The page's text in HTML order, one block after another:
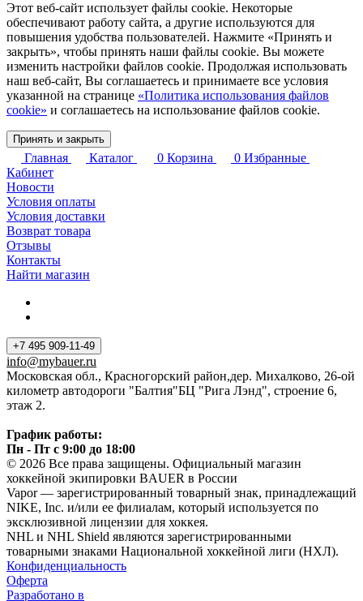
Этот веб-сайт использует файлы cookie. Некоторые
обеспечивают работу сайта, а другие используются для
повышения удобства пользователей. Нажмите «Принять и
закрыть», чтобы принять наши файлы cookie. Вы можете
изменить настройки файлов cookie. Продолжая использовать
наш веб-сайт, Вы соглашаетесь и принимаете все условия
указанной на странице «Политика использования файлов
cookie» и соглашаетесь на использование файлов cookie.
Принять и закрыть
Главная Каталог 0 Корзина 0 Избранные
Кабинет
Новости
Условия оплаты
Условия доставки
Возврат товара
Отзывы
Контакты
Найти магазин
+7 495 909-11-49
info@mybauer.ru
Московская обл., Красногорский район,дер. Михалково, 26-ой
километр автодороги "Балтия"БЦ "Рига Лэнд", строение 6,
этаж 2.
График работы:
Пн - Пт с 9:00 до 18:00
© 2026 Все права защищены. Официальный магазин
хоккейной экипировки BAUER в России
Vapor — зарегистрированный товарный знак, принадлежащий
NIKE, Inc. и/или ее филиалам, который используется по
эксклюзивной лицензии для хоккея.
NHL и NHL Shield являются зарегистрированными
товарными знаками Национальной хоккейной лиги (НХЛ).
Конфиденциальность
Оферта
Разработано в